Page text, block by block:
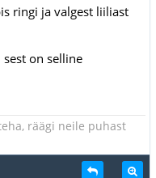
ringi ja valgest liiliast
on selline
räägi neile puhast